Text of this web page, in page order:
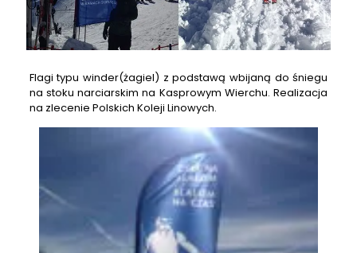
Flagi typu winder(żagiel) z podstawą wbijaną do śniegu
na stoku narciarskim na Kasprowym Wierchu. Realizacja
na zlecenie Polskich Koleji Linowych.